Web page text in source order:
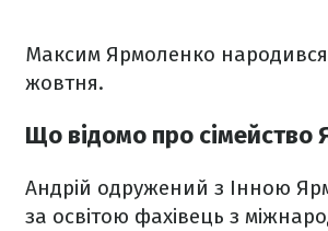
Максим Ярмоленко народився
жовтня.
Що відомо про сімейство
Андрій одружений з Інною
за освітою фахівець з